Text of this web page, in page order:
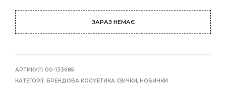
ЗАРАЗ НЕМАЄ
АРТИКУЛ: 00-133685
КАТЕГОРІЇ: БРЕНДОВА КОСМЕТИКА СВІЧКИ, НОВИНКИ